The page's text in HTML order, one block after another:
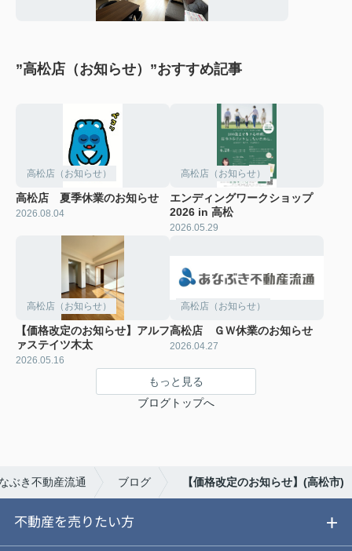
”高松店（お知らせ）”おすすめ記事
高松店（お知らせ）
高松店 夏季休業のお知らせ
2026.08.04
高松店（お知らせ）
エンディングワークショップ
2026 in 高松
2026.05.29
高松店（お知らせ）
【価格改定のお知らせ】アルフ
ァステイツ木太
2026.05.16
高松店（お知らせ）
高松店 ＧＷ休業のお知らせ
2026.04.27
もっと見る
ブログトップへ
ぶき不動産流通 ブログ 【価格改定のお知らせ】(高松市)
不動産を売りたい方